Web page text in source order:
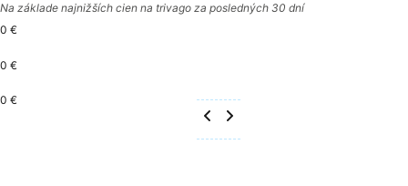
Na základe najnižších cien na trivago za posledných 30 dní
0 €
0 €
0 €